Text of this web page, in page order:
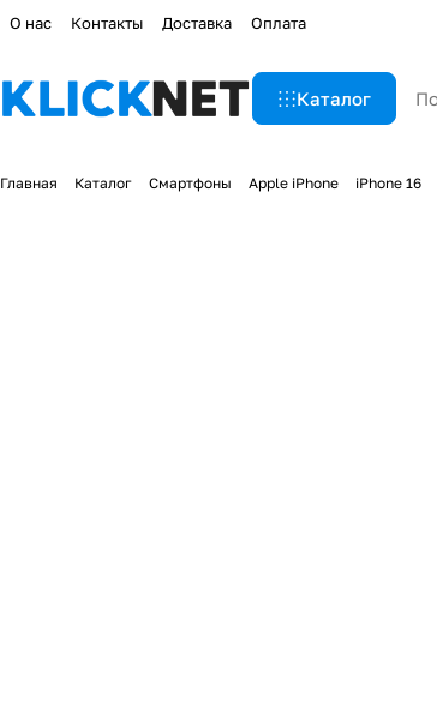
О нас Контакты Доставка Оплата
Каталог
Главная Каталог Смартфоны Apple iPhone iPhone 16